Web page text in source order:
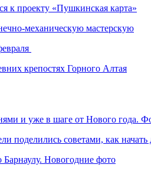
к проекту «Пушкинская карта»
механическую мастерскую
крепостях Горного Алтая
и уже в шаге от Нового года.
поделились советами, как
Новогодние фото